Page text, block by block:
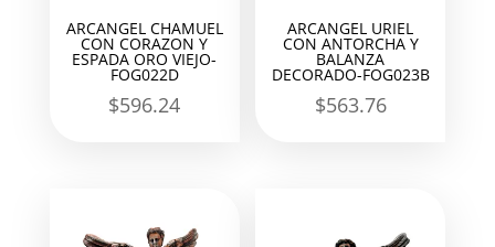
ARCANGEL CHAMUEL
CON CORAZON Y
ESPADA ORO VIEJO-
FOG022D
$596.24
ARCANGEL URIEL
CON ANTORCHA Y
BALANZA
DECORADO-FOG023B
$563.76